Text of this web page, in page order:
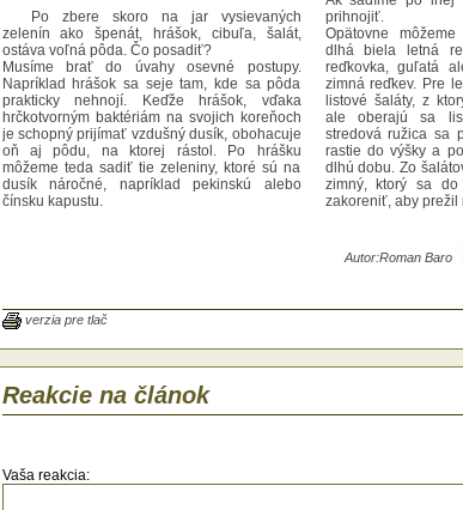
Po zbere skoro na jar vysievaných
zelenín ako špenát, hrášok, cibuľa, šalát,
ostáva voľná pôda. Čo posadiť?
Musíme brať do úvahy osevné postupy.
Napríklad hrášok sa seje tam, kde sa pôda
prakticky nehnojí. Keďže hrášok, vďaka
hrčkotvorným baktériám na svojich koreňoch
je schopný prijímať vzdušný dusík, obohacuje
oň aj pôdu, na ktorej rástol. Po hrášku
môžeme teda sadiť tie zeleniny, ktoré sú na
dusík náročné, napríklad pekinskú alebo
čínsku kapustu.
prihnojiť.
dlhá biela letná reďkovka, žltá i červená
reďkovka, guľatá alebo podlhovastá čierna
zimná reďkev. Pre letný zber je dobré vysiať
listové šaláty, z ktorých sa nereže hlavička,
ale oberajú sa listy po obvode, pričom
dlhú dobu. Zo šalátov sa v júli môže vysiať aj
zimný, ktorý sa do septembra musí dobre
prihnojiť.
Opätovne
dlhá biela letná
reďkovka, guľatá
zimná reďkev. Pre
listové šaláty, z
ale oberajú sa
stredová ružica sa
rastie do výšky a
dlhú dobu. Zo
zimný, ktorý sa do
zakoreniť, aby prežil
Autor:Roman Baro
verzia pre tlač
Reakcie na článok
Vaša reakcia: